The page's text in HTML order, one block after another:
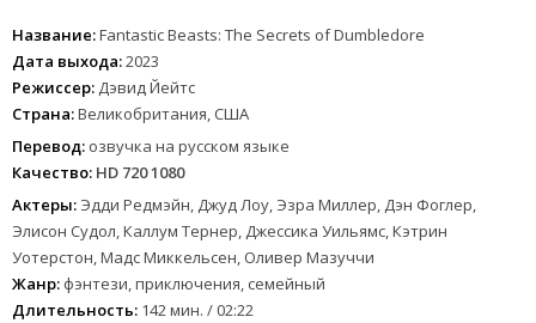
Название:Fantastic Beasts: The Secrets of Dumbledore
Дата выхода:2023
Режиссер: Дэвид Йейтс
Страна:Великобритания, США
Перевод: озвучка на русском языке
Качество: HD 720 1080
Актеры: Эдди Редмэйн, Джуд Лоу, Эзра Миллер, Дэн Фоглер,
Элисон Судол, Каллум Тернер, Джессика Уильямс, Кэтрин
Уотерстон, Мадс Миккельсен, Оливер Мазуччи
Жанр: фэнтези, приключения, семейный
Длительность: 142 мин. / 02:22